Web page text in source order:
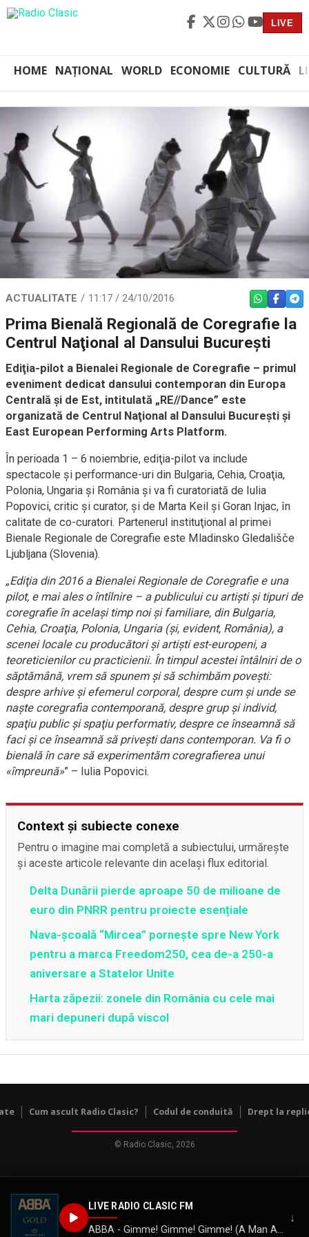
LIVE
HOME NAȚIONAL WORLD ECONOMIE CULTURĂ
LIVE RADIO CLASIC FM
ABBA - Gimme! Gimme! Gimme! (A Man After Midnight)
↓
ACTUALITATE 11:17 / 24/10/2016 WHATSAPP
Prima Bienală Regională de Coregrafie la
Centrul Naţional al Dansului Bucureşti
Ediţia-pilot a Bienalei Regionale de Coregrafie – primul
eveniment dedicat dansului contemporan din Europa
Centrală şi de Est, intitulată „RE//Dance” este
organizată de Centrul Naţional al Dansului Bucureşti şi
East European Performing Arts Platform.
În perioada 1 – 6 noiembrie, ediţia-pilot va include
spectacole şi performance-uri din Bulgaria, Cehia, Croaţia,
Polonia, Ungaria şi România şi va fi curatoriată de Iulia
Popovici, critic şi curator, şi de Marta Keil şi Goran Injac, în
calitate de co-curatori. Partenerul instituţional al primei
Bienale Regionale de Coregrafie este Mladinsko Gledališče
Ljubljana (Slovenia).
„Ediţia din 2016 a Bienalei Regionale de Coregrafie e una
pilot, e mai ales o întîlnire – a publicului cu artişti şi tipuri de
coregrafie în acelaşi timp noi şi familiare, din Bulgaria,
Cehia, Croaţia, Polonia, Ungaria (şi, evident, România), a
scenei locale cu producători şi artişti est-europeni, a
teoreticienilor cu practicienii. În timpul acestei întâlniri de o
săptămână, vrem să spunem şi să schimbăm poveşti:
despre arhive şi efemerul corporal, despre cum şi unde se
naşte coregrafia contemporană, despre grup şi individ,
spaţiu public şi spaţiu performativ, despre ce înseamnă să
faci şi ce înseamnă să priveşti dans contemporan. Va fi o
bienală în care să experimentăm coregrafierea unui
«împreună»” – Iulia Popovici.
Context și subiecte conexe
Pentru o imagine mai completă a subiectului, urmărește
și aceste articole relevante din același flux editorial.
Delta Dunării pierde aproape 50 de milioane de
euro din PNRR pentru proiecte esențiale
Nava-școală “Mircea” pornește spre New York
pentru a marca Freedom250, cea de-a 250-a
aniversare a Statelor Unite
Harta zăpezii: zonele din România cu cele mai
mari depuneri după viscol
Cum ascult Radio Clasic? Codul de conduită Drept la
© Radio Clasic, 2026